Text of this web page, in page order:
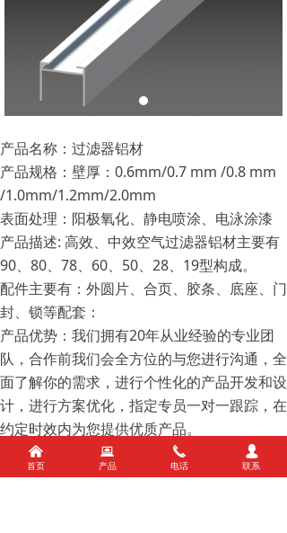
产品名称：过滤器铝材
产品规格：壁厚：0.6mm/0.7 mm /0.8 mm
/1.0mm/1.2mm/2.0mm
表面处理：阳极氧化、静电喷涂、电泳涂漆
产品描述: 高效、中效空气过滤器铝材主要有
90、80、78、60、50、28、19型构成。
配件主要有：外圆片、合页、胶条、底座、门
封、锁等配套：
产品优势：我们拥有20年从业经验的专业团
队，合作前我们会全方位的与您进行沟通，全
面了解你的需求，进行个性化的产品开发和设
计，进行方案优化，指定专员一对一跟踪，在
约定时效内为您提供优质产品。
运输配套：在我厂周边有完善的运输物流中
心，以最低的运输成本进行配送。
낀
首页
뀵
产品
끅
电话
넙
联系